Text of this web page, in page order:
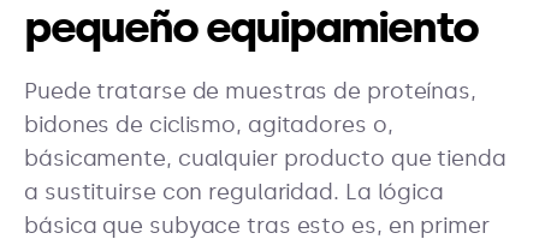
pequeño equipamiento
Puede tratarse de muestras de proteínas,
bidones de ciclismo, agitadores o,
básicamente, cualquier producto que tienda
a sustituirse con regularidad. La lógica
básica que subyace tras esto es, en primer